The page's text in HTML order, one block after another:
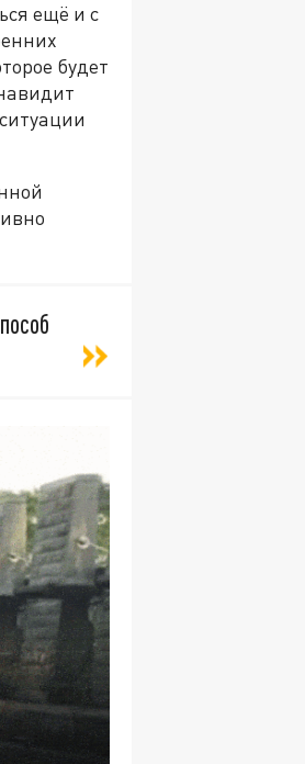
ещё и с
будет